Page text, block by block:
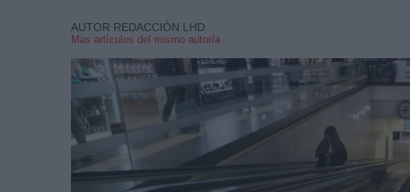
AUTOR REDACCIÓN LHD
Mas artículos del mismo autor/a